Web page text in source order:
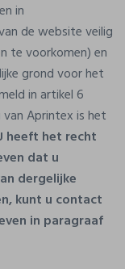
in
de website veilig
te voorkomen) en
grond voor het
in artikel 6
Aprintex is het
heeft het recht
dat u
dergelijke
kunt u contact
in paragraaf